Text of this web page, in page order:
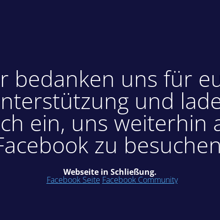
bedanken uns für
und
ein, uns weiterhin
zu
Webseite in Schließung.
Facebook Seite Facebook Community